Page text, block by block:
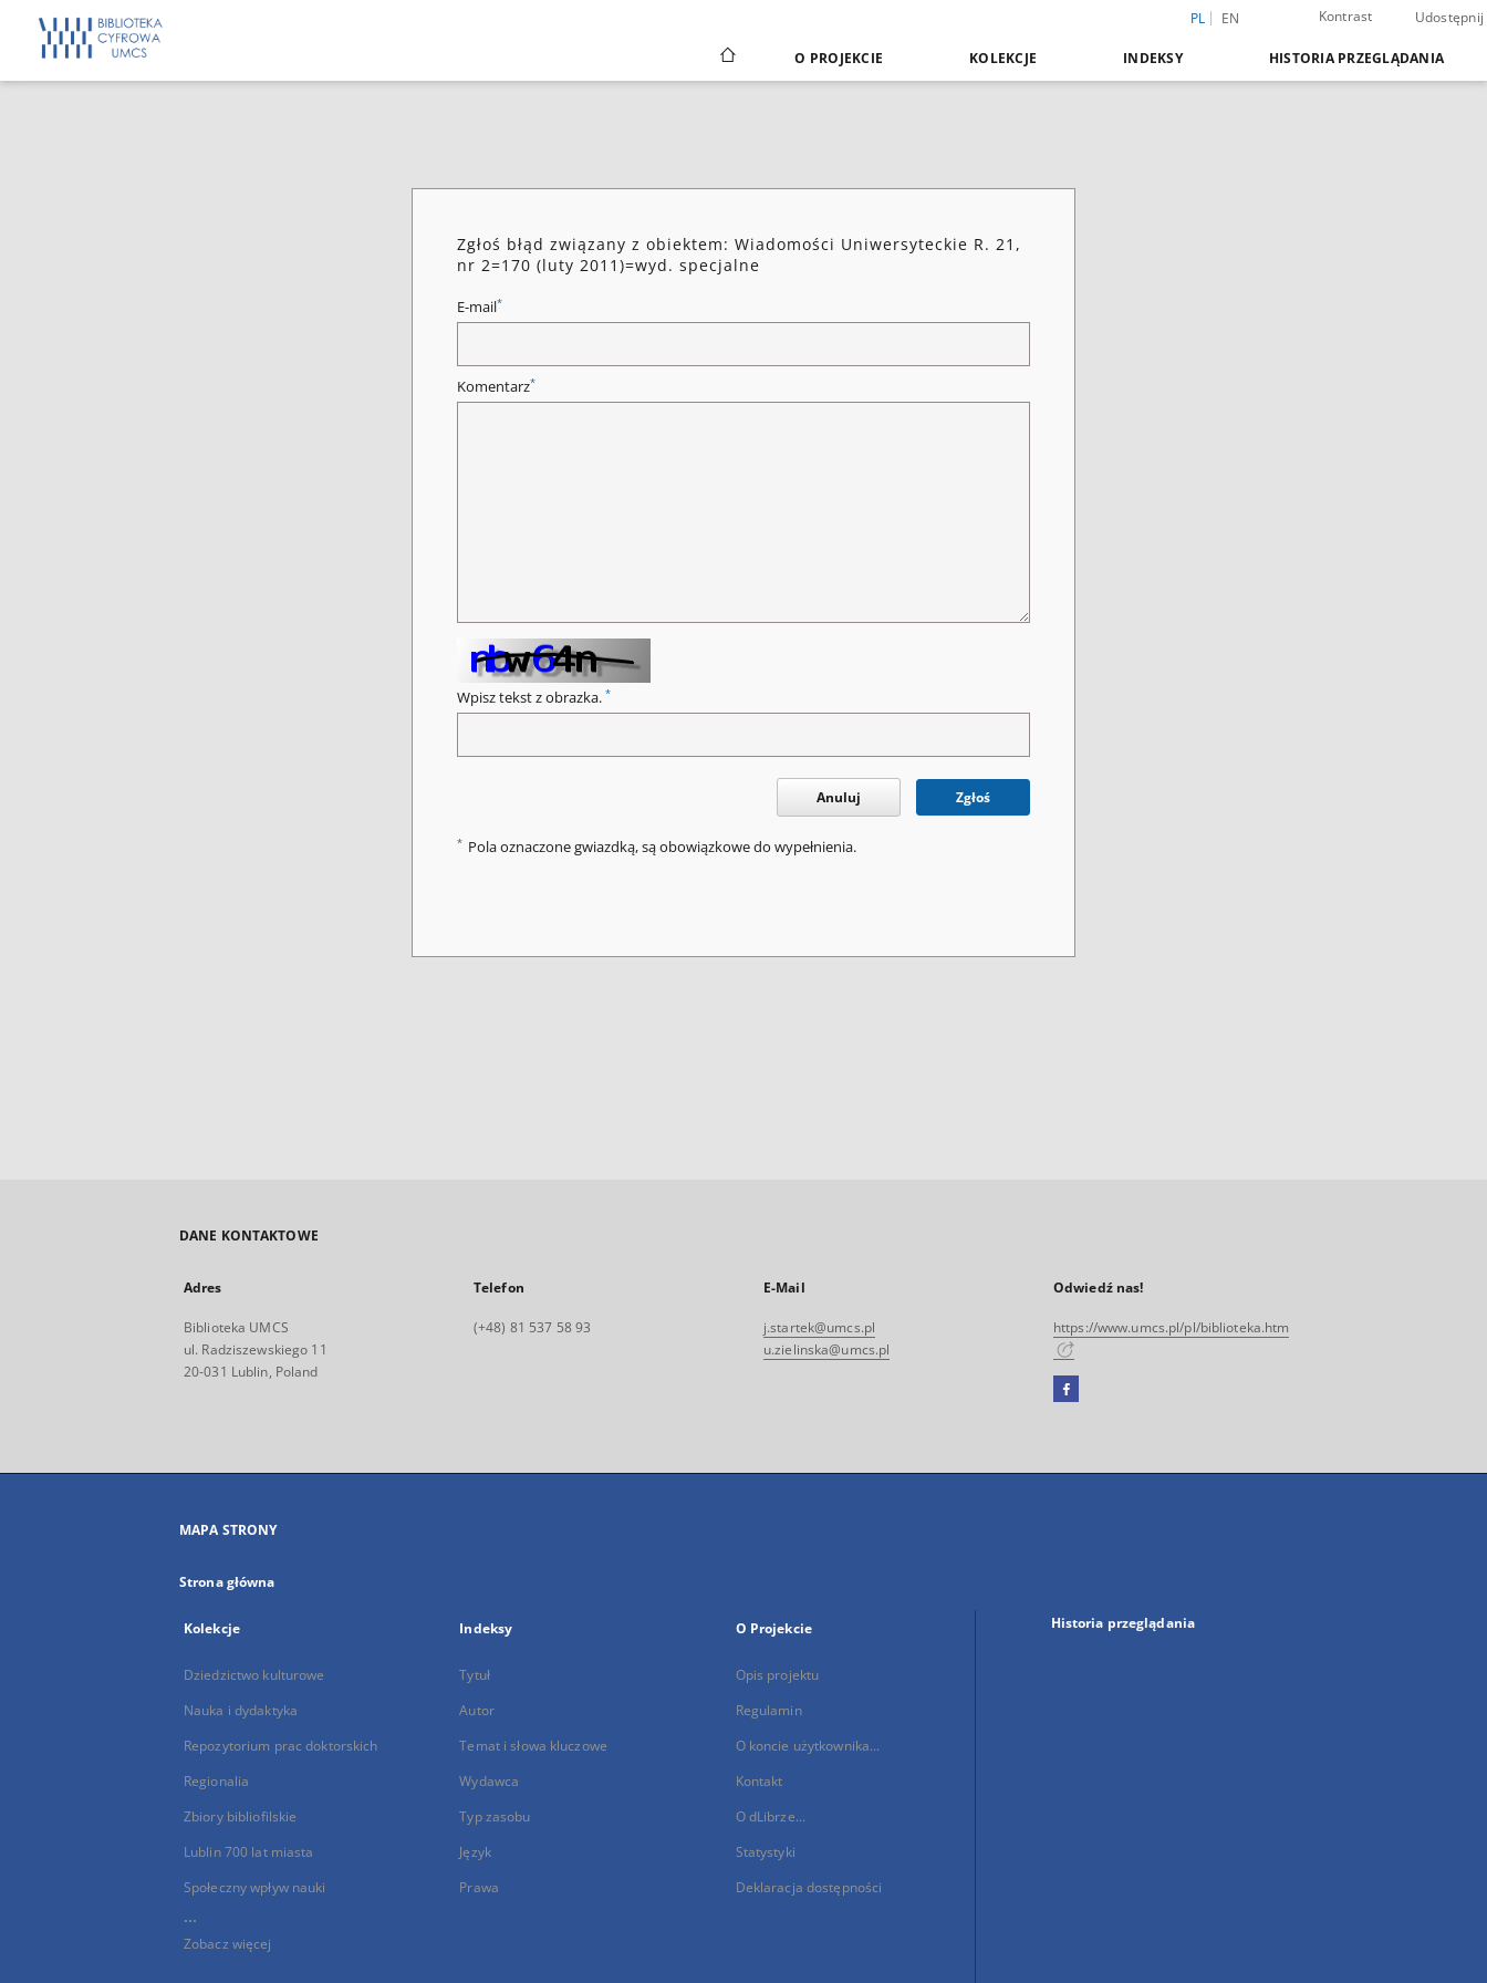
PL EN Kontrast Udostępnij
O PROJEKCIE KOLEKCJE INDEKSY HISTORIA PRZEGLĄDANIA
Zgłoś błąd związany z obiektem: Wiadomości Uniwersyteckie R. 21,
nr 2=170 (luty 2011)=wyd. specjalne
E-mail*
Komentarz*
Wpisz tekst z obrazka. *
Anuluj Zgłoś
* Pola oznaczone gwiazdką, są obowiązkowe do wypełnienia.
DANE KONTAKTOWE
Adres
Biblioteka UMCS
ul. Radziszewskiego 11
20-031 Lublin, Poland
Telefon
(+48) 81 537 58 93
E-Mail
j.startek@umcs.pl
u.zielinska@umcs.pl
Odwiedź nas!
https://www.umcs.pl/pl/biblioteka.htm
Facebook
się
MAPA STRONY
Strona główna
Kolekcje
Dziedzictwo kulturowe
Nauka i dydaktyka
Repozytorium prac doktorskich
Regionalia
Zbiory bibliofilskie
Lublin 700 lat miasta
Społeczny wpływ nauki
...
Zobacz więcej
Indeksy
Tytuł
Autor
Temat i słowa kluczowe
Wydawca
Typ zasobu
Język
Prawa
O Projekcie
Opis projektu
Regulamin
O koncie użytkownika...
Kontakt
O dLibrze...
Statystyki
Deklaracja dostępności
Historia przeglądania